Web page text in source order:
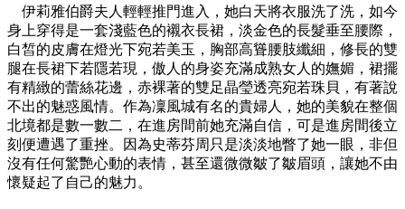
伊莉雅伯爵夫人輕輕推門進入，她白天將衣服洗了洗，如今
身上穿得是一套淺藍色的襯衣長裙，淡金色的長髮垂至腰際，
白皙的皮膚在燈光下宛若美玉，胸部高聳腰肢纖細，修長的雙
腿在長裙下若隱若現，傲人的身姿充滿成熟女人的嫵媚，裙擺
有精緻的蕾絲花邊，赤裸著的雙足晶瑩透亮宛若珠貝，有著說
不出的魅惑風情。作為凜風城有名的貴婦人，她的美貌在整個
北境都是數一數二，在進房間前她充滿自信，可是進房間後立
刻便遭遇了重挫。因為史蒂芬周只是淡淡地瞥了她一眼，非但
沒有任何驚艷心動的表情，甚至還微微皺了皺眉頭，讓她不由
懷疑起了自己的魅力。